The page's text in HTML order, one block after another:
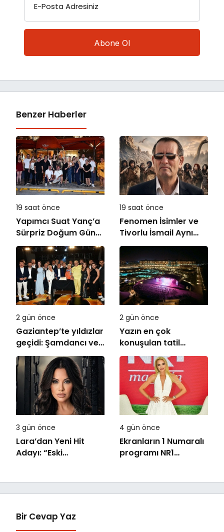
E-Posta Adresiniz
Benzer Haberler
19 saat önce
Yapımcı Suat Yanç’a
Sürpriz Doğum Günü
Kutlaması!
19 saat önce
Fenomen İsimler ve
Tivorlu İsmail Aynı
Filmde Buluştu!
!Kozalak Devri! 7
Ağustos’ta Vizyonda
2 gün önce
Gaziantep’te yıldızlar
geçidi: Şamdancı ve
By Mustafa açılışı ile
Green Park’ta
görkemli gala
2 gün önce
Yazın en çok
konuşulan tatil
kareleri bu sezon
Ethno Belek’ten geldi
3 gün önce
Lara’dan Yeni Hit
Adayı: “Eski
4 gün önce
Ekranların 1 Numaralı
programı NR1
Bir Cevap Yaz